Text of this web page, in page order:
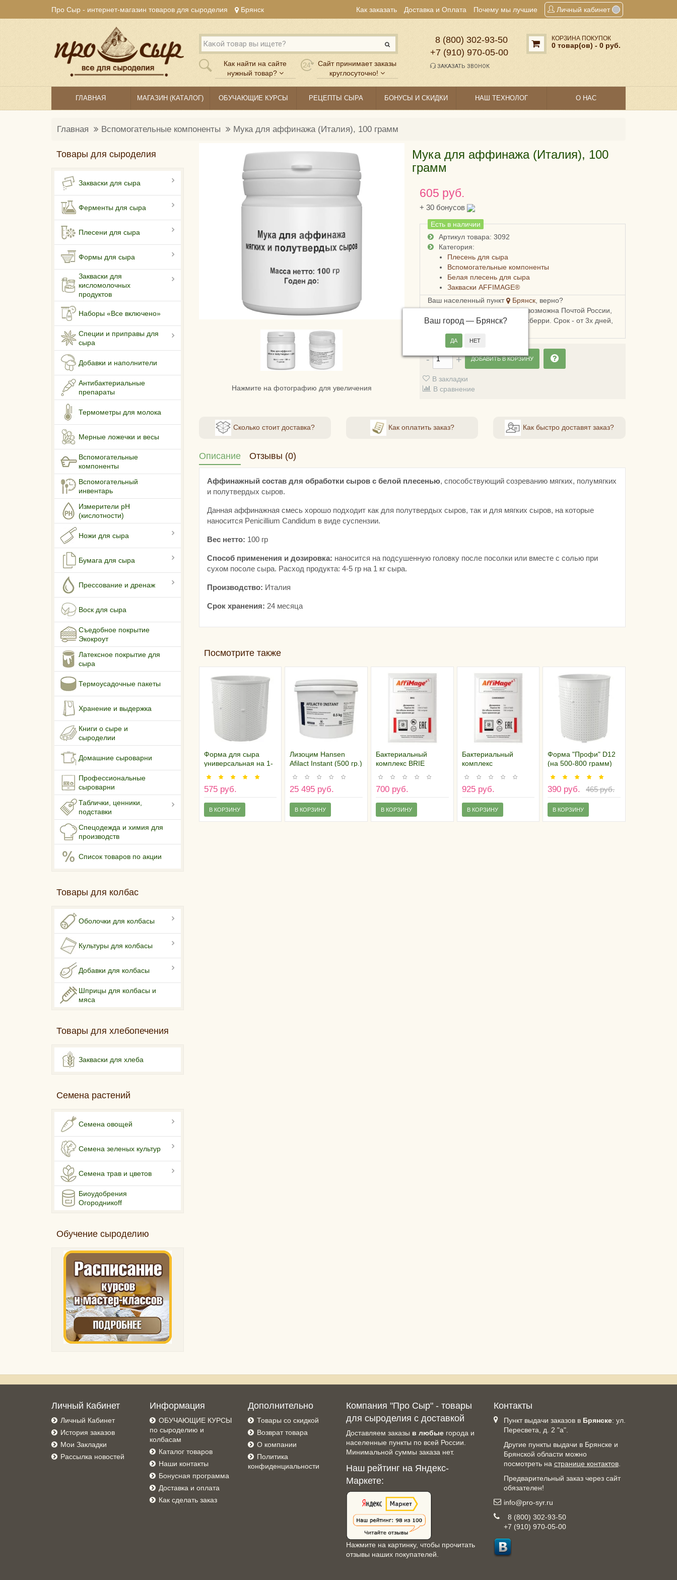
Про Сыр - интернет-магазин товаров для сыроделия Брянск Как заказать Доставка и Оплата Почему мы лучшие Личный кабинет
Как найти на сайте
нужный товар?
Сайт принимает заказы
круглосуточно!
8 (800) 302‑93‑50
+7 (910) 970‑05‑00
ЗАКАЗАТЬ ЗВОНОК
КОРЗИНА ПОКУПОК
0 товар(ов) - 0 руб.
ГЛАВНАЯ МАГАЗИН (КАТАЛОГ) ОБУЧАЮЩИЕ КУРСЫ РЕЦЕПТЫ СЫРА БОНУСЫ И СКИДКИ НАШ ТЕХНОЛОГ О НАС
Главная Вспомогательные компоненты Мука для аффинажа (Италия), 100 грамм
Товары для сыроделия
Закваски для сыра
Ферменты для сыра
Плесени для сыра
Формы для сыра
Закваски для
кисломолочных
продуктов
Наборы «Все включено»
Специи и приправы для
сыра
Добавки и наполнители
Антибактериальные
препараты
Термометры для молока
Мерные ложечки и весы
Вспомогательные
компоненты
Вспомогательный
инвентарь
Измерители pH
(кислотности)
Ножи для сыра
Бумага для сыра
Прессование и дренаж
Воск для сыра
Съедобное покрытие
Экокроут
Латексное покрытие для
сыра
Термоусадочные пакеты
Хранение и выдержка
Книги о сыре и
сыроделии
Домашние сыроварни
Профессиональные
сыроварни
Таблички, ценники,
подставки
Спецодежда и химия для
производств
Список товаров по акции
Товары для колбас
Оболочки для колбасы
Культуры для колбасы
Добавки для колбасы
Шприцы для колбасы и
мяса
Товары для хлебопечения
Закваски для хлеба
Семена растений
Семена овощей
Семена зеленых культур
Семена трав и цветов
Биоудобрения
Огородникоff
Обучение сыроделию
Нажмите на фотографию для увеличения
Мука для аффинажа (Италия), 100
грамм
605 руб.
+30 бонусов
Есть в наличии
Артикул товара: 3092
Категория:
Плесень для сыра
Вспомогательные компоненты
Белая плесень для сыра
Закваски AFFIMAGE®
Ваш населенный пункт
Брянск, верно?
Ваш город — Брянск?
Доставка в Брянскую область возможна Почтой России,
СДЭКом, Пятерочкой или Боксберри. Срок - от 3х дней,
ДОБАВИТЬ В КОРЗИНУ
В закладки
В сравнение
Сколько стоит доставка? Как оплатить заказ? Как быстро доставят заказ?
Описание Отзывы (0)
Аффинажный состав для обработки сыров с белой плесенью, способствующий созреванию мягких, полумягких
и полутвердых сыров.
Данная аффинажная смесь хорошо подходит как для полутвердых сыров, так и для мягких сыров, на которые
наносится Penicillium Candidum в виде суспензии.
Вес нетто: 100 гр
Способ применения и дозировка: наносится на подсушенную головку после посолки или вместе с солью при
сухом посоле сыра. Расход продукта: 4-5 гр на 1 кг сыра.
Производство: Италия
Срок хранения: 24 месяца
Посмотрите также
Форма для сыра
универсальная на 1-
575 руб.
В КОРЗИНУ
Лизоцим Hansen
Afilact Instant (500 гр.)
25 495 руб.
В КОРЗИНУ
Бактериальный
комплекс BRIE
700 руб.
В КОРЗИНУ
Бактериальный
комплекс
AFFIMAGE® (1U)
925 руб.
В КОРЗИНУ
Форма "Профи" D12
(на 500-800 грамм)
390 руб. 465 руб.
В КОРЗИНУ
Личный Кабинет
Личный Кабинет
История заказов
Мои Закладки
Рассылка новостей
Информация
ОБУЧАЮЩИЕ КУРСЫ
по сыроделию и
колбасам
Каталог товаров
Наши контакты
Бонусная программа
Доставка и оплата
Как сделать заказ
Дополнительно
Товары со скидкой
Возврат товара
О компании
Политика
конфиденциальности
Компания "Про Сыр" - товары
для сыроделия с доставкой
Доставляем заказы в любые города и
населенные пункты по всей России.
Минимальной суммы заказа нет.
Наш рейтинг на Яндекс-
Маркете:
Нажмите на картинку, чтобы прочитать
отзывы наших покупателей.
Контакты
Пункт выдачи заказов в Брянске: ул.
Пересвета, д. 2 "а".
Другие пункты выдачи в Брянске и
Брянской области можно
посмотреть на странице контактов.
Предварительный заказ через сайт
обязателен!
info@pro-syr.ru
8 (800) 302-93-50
+7 (910) 970-05-00